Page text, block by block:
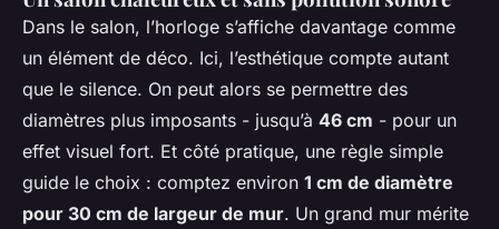
Dans le salon, l’horloge s’affiche davantage comme
un élément de déco. Ici, l’esthétique compte autant
que le silence. On peut alors se permettre des
diamètres plus imposants - jusqu’à 46 cm - pour un
effet visuel fort. Et côté pratique, une règle simple
guide le choix : comptez environ 1 cm de diamètre
pour 30 cm de largeur de mur. Un grand mur mérite